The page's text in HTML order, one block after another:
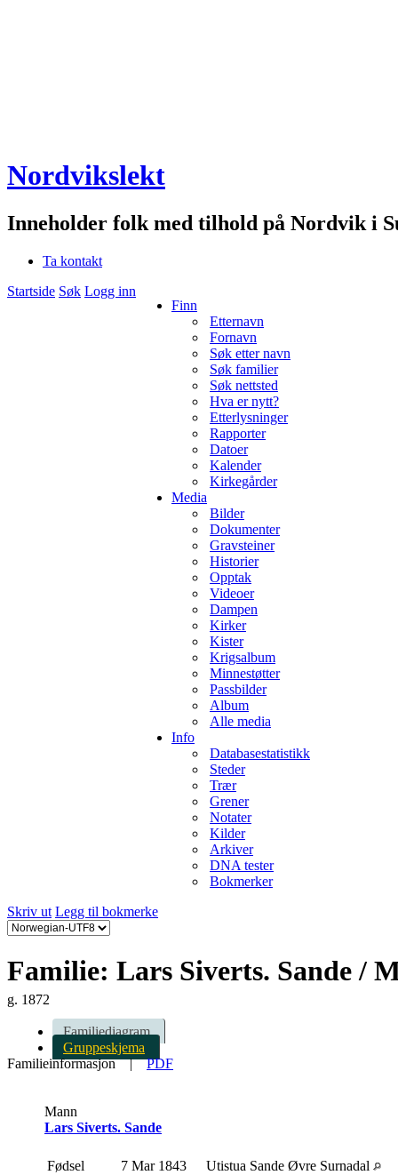
Nordvikslekt
Inneholder folk med tilhold på Nordvik i
Ta kontakt
Startside Søk Logg inn
Finn
Etternavn
Fornavn
Søk etter navn
Søk familier
Søk nettsted
Hva er nytt?
Etterlysninger
Rapporter
Datoer
Kalender
Kirkegårder
Media
Bilder
Dokumenter
Gravsteiner
Historier
Opptak
Videoer
Dampen
Kirker
Kister
Krigsalbum
Minnestøtter
Passbilder
Album
Alle media
Info
Databasestatistikk
Steder
Trær
Grener
Notater
Kilder
Arkiver
DNA tester
Bokmerker
Skriv ut Legg til bokmerke
Familie: Lars Siverts. Sande /
g. 1872
Familiediagram
Gruppeskjema
Familieinformasjon|PDF
Mann
Lars Siverts. Sande
Fødsel 7 Mar 1843
Utistua Sande Øvre Surnadal